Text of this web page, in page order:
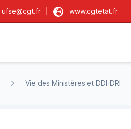
ufse@cgt.fr www.cgtetat.fr
Vie des Ministères et DDI-DRI